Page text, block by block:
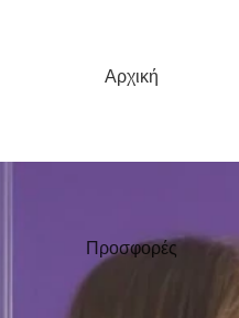
Αρχική
Προσφορές